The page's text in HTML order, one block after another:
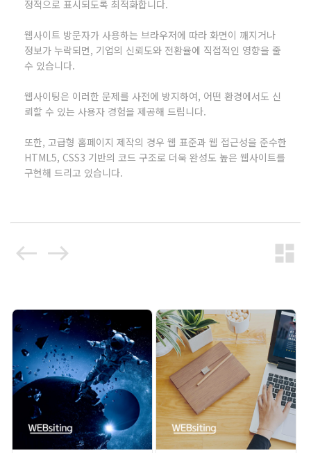
정적으로 표시되도록 최적화합니다.
웹사이트 방문자가 사용하는 브라우저에 따라 화면이 깨지거나
정보가 누락되면, 기업의 신뢰도와 전환율에 직접적인 영향을 줄
수 있습니다.
웹사이팅은 이러한 문제를 사전에 방지하여, 어떤 환경에서도 신
뢰할 수 있는 사용자 경험을 제공해 드립니다.
또한, 고급형 홈페이지 제작의 경우 웹 표준과 웹 접근성을 준수한
HTML5, CSS3 기반의 코드 구조로 더욱 완성도 높은 웹사이트를
구현해 드리고 있습니다.
west east dashboard